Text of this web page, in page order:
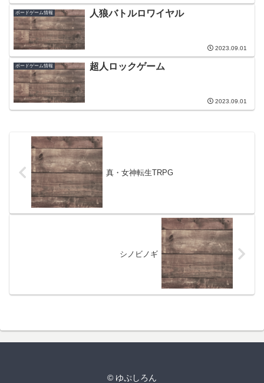
ボードゲーム情報 人狼バトルロワイヤル
2023.09.01
ボードゲーム情報 超人ロックゲーム
2023.09.01
真・女神転生TRPG
シノビノギ
© ゆぷしろん